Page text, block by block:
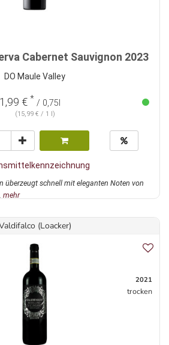
Cabernet Sauvignon 2023
DO Maule Valley
€ * / 0,75l
(15,99 € / 1 l)
überzeugt schnell mit eleganten Noten von
mehr
(Loacker)
2021
trocken